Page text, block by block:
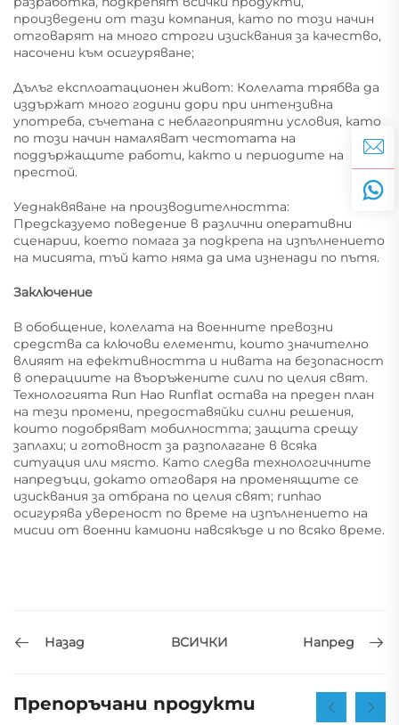
произведени от тази компания, като по този начин
отговарят на много строги изисквания за качество,
насочени към осигуряване;
Дълъг експлоатационен живот: Колелата трябва да
издържат много години дори при интензивна
употреба, съчетана с неблагоприятни условия, като
по този начин намаляват честотата на
поддържащите работи, както и периодите на
престой.
Уеднаквяване на производителността:
Предсказуемо поведение в различни оперативни
сценарии, което помага за подкрепа на изпълнението
на мисията, тъй като няма да има изненади по пътя.
Заключение
В обобщение, колелата на военните превозни
средства са ключови елементи, които значително
влияят на ефективността и нивата на безопасност
в операциите на въоръжените сили по целия свят.
Технологията Run Hao Runflat остава на преден план
на тези промени, предоставяйки силни решения,
които подобряват мобилността; защита срещу
заплахи; и готовност за разполагане в всяка
ситуация или място. Като следва технологичните
напредъци, докато отговаря на променящите се
изисквания за отбрана по целия свят; runhao
осигурява увереност по време на изпълнението на
мисии от военни камиони навсякъде и по всяко време.
Назад ВСИЧКИ Напред
Препоръчани продукти